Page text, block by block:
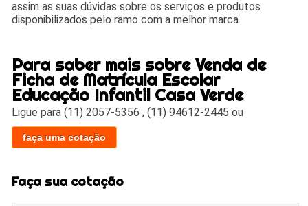
assim as suas dúvidas sobre os serviços e produtos
disponibilizados pelo ramo com a melhor marca.
Para saber mais sobre Venda de
Ficha de Matrícula Escolar
Educação Infantil Casa Verde
Ligue para(11) 2057-5356 ,(11) 94612-2445 ou
faça uma cotação
Faça sua cotação